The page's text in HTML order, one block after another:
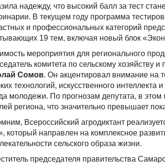
надежду, что высокий балл за тест
В текущем году программа
и профессиональных категорий
19 тем, включая новый блок
мероприятия для регионального
комитета по сельскому хозяйству
Сомов. Он акцентировал внимание
технологий, искусственного
молодежи. По прогнозам депутата, в этом
региона, что значительно превышает
Всероссийский агродиктант
который направлен на комплексное
сельского образа жизни.
председателя правительства